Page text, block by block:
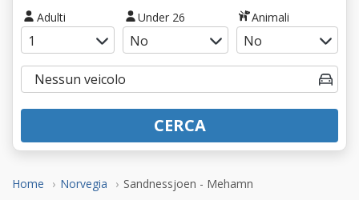
Home Norvegia Sandnessjoen - Mehamn
Adulti Under 26 Animali
CERCA